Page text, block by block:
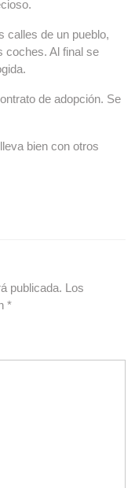
calles de un pueblo,
coches. Al final se
de adopción. Se
bien con otros
publicada. Los
*